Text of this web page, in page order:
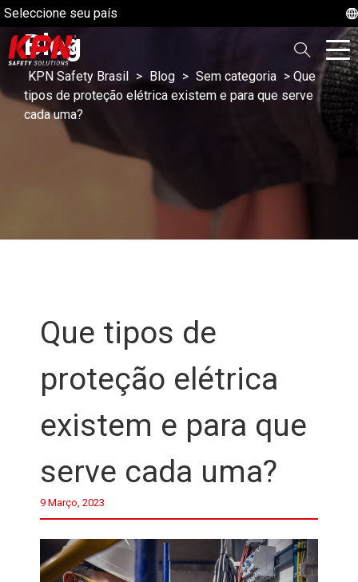
Seleccione seu país
Blog
KPN Safety Brasil > Blog > Sem categoria > Que
tipos de proteção elétrica existem e para que serve
cada uma?
Que tipos de
proteção elétrica
existem e para que
serve cada uma?
9 Março, 2023